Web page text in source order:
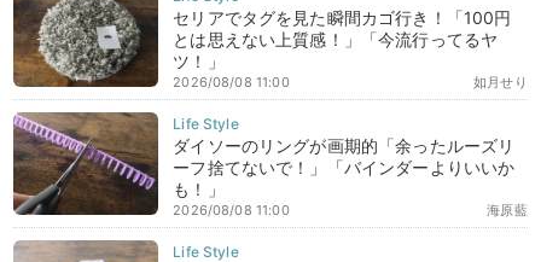
セリアでタグを見た瞬間カゴ行き！「100円
とは思えない上質感！」「今流行ってるヤ
ツ！」
如月せり
2026/08/08 11:00
ダイソーのリングが画期的「余ったルーズリ
ーフ捨てないで！」「バインダーよりいいか
も！」
海原藍
2026/08/08 11:00